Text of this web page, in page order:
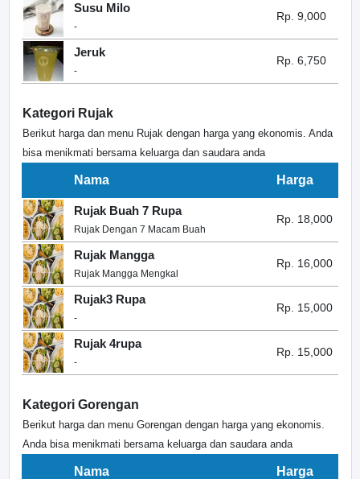
Susu Milo
-
Rp. 9,000
Jeruk
-
Rp. 6,750
Kategori Rujak
Berikut harga dan menu Rujak dengan harga yang ekonomis. Anda
bisa menikmati bersama keluarga dan saudara anda
Nama Harga
Rujak Buah 7 Rupa
Rujak Dengan 7 Macam Buah
Rp. 18,000
Rujak Mangga
Rujak Mangga Mengkal
Rp. 16,000
Rujak3 Rupa
-
Rp. 15,000
Rujak 4rupa
-
Rp. 15,000
Kategori Gorengan
Berikut harga dan menu Gorengan dengan harga yang ekonomis.
Anda bisa menikmati bersama keluarga dan saudara anda
Nama Harga